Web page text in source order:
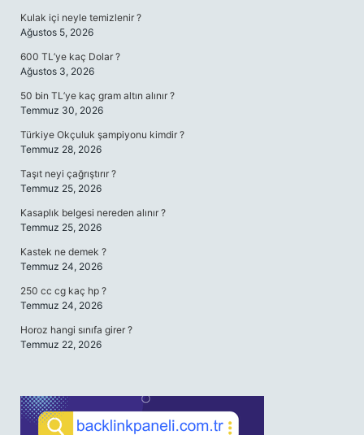
Kulak içi neyle temizlenir ?
Ağustos 5, 2026
600 TL’ye kaç Dolar ?
Ağustos 3, 2026
50 bin TL’ye kaç gram altın alınır ?
Temmuz 30, 2026
Türkiye Okçuluk şampiyonu kimdir ?
Temmuz 28, 2026
Taşıt neyi çağrıştırır ?
Temmuz 25, 2026
Kasaplık belgesi nereden alınır ?
Temmuz 25, 2026
Kastek ne demek ?
Temmuz 24, 2026
250 cc cg kaç hp ?
Temmuz 24, 2026
Horoz hangi sınıfa girer ?
Temmuz 22, 2026